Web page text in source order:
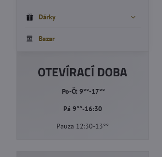
Dárky
Bazar
OTEVÍRACÍ DOBA
Po-Čt 9°°-17°°
Pá 9°°-16:30
Pauza 12:30-13°°